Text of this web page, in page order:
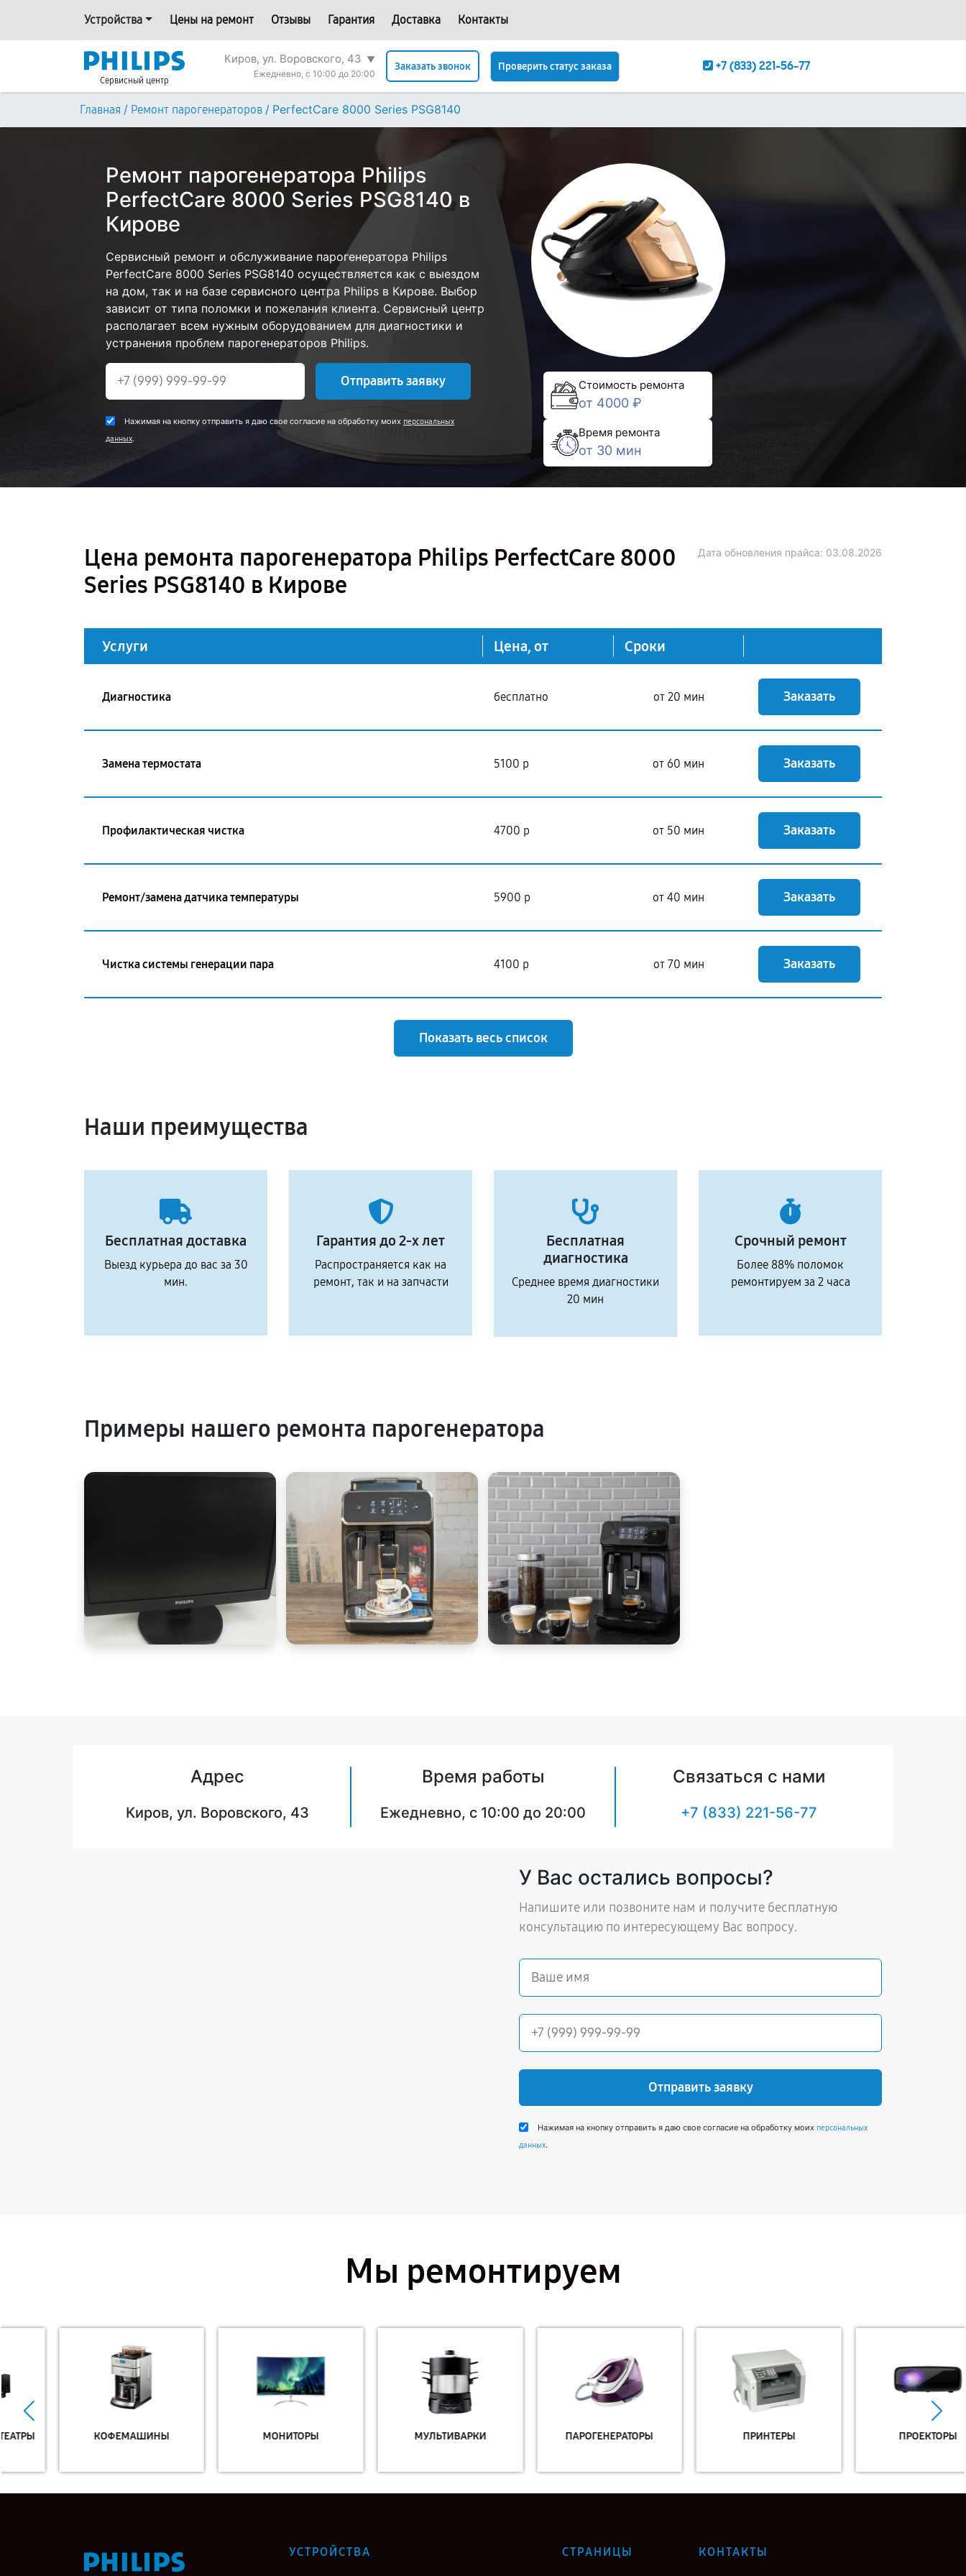
Устройства Цены на ремонт Отзывы Гарантия Доставка Контакты
Сервисный центр
Киров, ул. Воровского, 43 ▼
Ежедневно, с 10:00 до 20:00
Заказать звонок Проверить статус заказа +7 (833) 221-56-77
Главная / Ремонт парогенераторов / PerfectCare 8000 Series PSG8140
Ремонт парогенератора Philips
PerfectCare 8000 Series PSG8140 в
Кирове
Сервисный ремонт и обслуживание парогенератора Philips
PerfectCare 8000 Series PSG8140 осуществляется как с выездом
на дом, так и на базе сервисного центра Philips в Кирове. Выбор
зависит от типа поломки и пожелания клиента. Сервисный центр
располагает всем нужным оборудованием для диагностики и
устранения проблем парогенераторов Philips.
Отправить заявку
Нажимая на кнопку отправить я даю свое согласие на обработку моих персональных
данных.
Стоимость ремонта
от 4000 ₽
Время ремонта
от 30 мин
Цена ремонта парогенератора Philips PerfectCare 8000
Series PSG8140 в Кирове
Дата обновления прайса: 03.08.2026
Услуги Цена, от Сроки
Диагностика бесплатно от 20 мин Заказать
Замена термостата 5100 р от 60 мин Заказать
Профилактическая чистка 4700 р от 50 мин Заказать
Ремонт/замена датчика температуры 5900 р от 40 мин Заказать
Чистка системы генерации пара 4100 р от 70 мин Заказать
Показать весь список
Наши преимущества
Бесплатная доставка
Выезд курьера до вас за 30
мин.
Гарантия до 2-х лет
Распространяется как на
ремонт, так и на запчасти
Бесплатная
диагностика
Среднее время диагностики
20 мин
Срочный ремонт
Более 88% поломок
ремонтируем за 2 часа
Примеры нашего ремонта парогенератора
Адрес
Киров, ул. Воровского, 43
Время работы
Ежедневно, с 10:00 до 20:00
Связаться с нами
+7 (833) 221-56-77
У Вас остались вопросы?
Напишите или позвоните нам и получите бесплатную
консультацию по интересующему Вас вопросу.
Отправить заявку
Нажимая на кнопку отправить я даю свое согласие на обработку моих персональных
данных.
Мы ремонтируем
КОФЕМАШИНЫ МОНИТОРЫ МУЛЬТИВАРКИ ПАРОГЕНЕРАТОРЫ ПРИНТЕРЫ ПРОЕКТОРЫ
УСТРОЙСТВА СТРАНИЦЫ КОНТАКТЫ